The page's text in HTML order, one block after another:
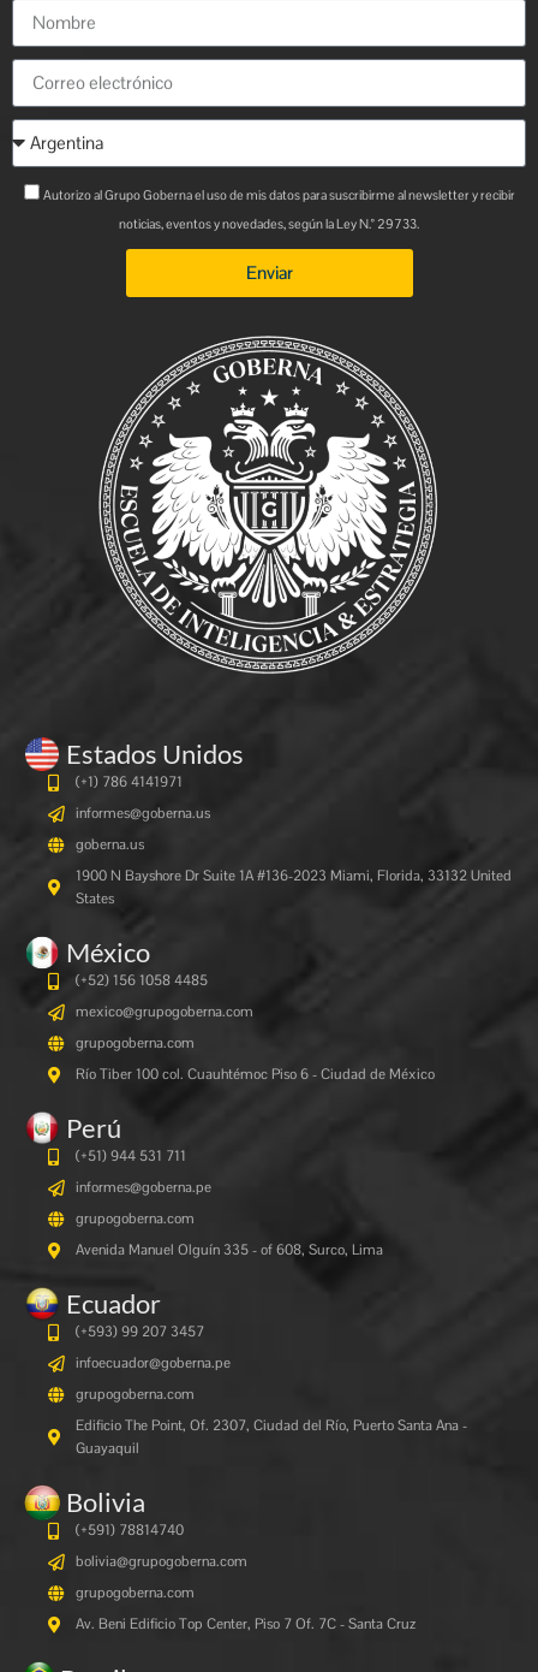
Autorizo al Grupo Goberna el uso de mis datos para suscribirme al newsletter y recibir
noticias, eventos y novedades, según la Ley N.° 29733.
Enviar
Estados Unidos
(+1) 786 4141971
informes@goberna.us
goberna.us
1900 N Bayshore Dr Suite 1A #136-2023 Miami, Florida, 33132 United
States
México
(+52) 156 1058 4485
mexico@grupogoberna.com
grupogoberna.com
Río Tiber 100 col. Cuauhtémoc Piso 6 - Ciudad de México
Perú
(+51) 944 531 711
informes@goberna.pe
grupogoberna.com
Avenida Manuel Olguín 335 - of 608, Surco, Lima
Ecuador
(+593) 99 207 3457
infoecuador@goberna.pe
grupogoberna.com
Edificio The Point, Of. 2307, Ciudad del Río, Puerto Santa Ana -
Guayaquil
Bolivia
(+591) 78814740
bolivia@grupogoberna.com
grupogoberna.com
Av. Beni Edificio Top Center, Piso 7 Of. 7C - Santa Cruz